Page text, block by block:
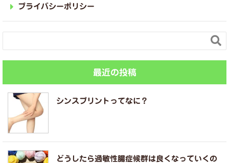
プライバシーポリシー

最近の投稿
シンスプリントってなに？
どうしたら過敏性腸症候群は良くなっていくの